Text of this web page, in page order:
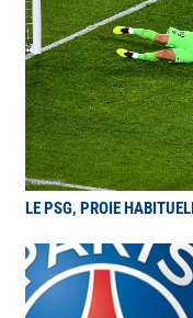
LE PSG, PROIE